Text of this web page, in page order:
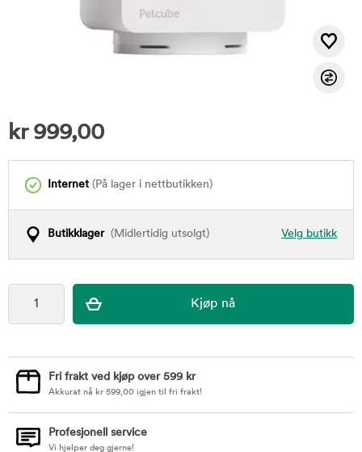
kr 999,00
Internet (På lager i nettbutikken)
Velg butikk
Butikklager(Midlertidig utsolgt)
Fri frakt ved kjøp over 599 kr
Akkurat nå kr 599,00 igjen til fri frakt!
Profesjonell service
Vi hjelper deg gjerne!